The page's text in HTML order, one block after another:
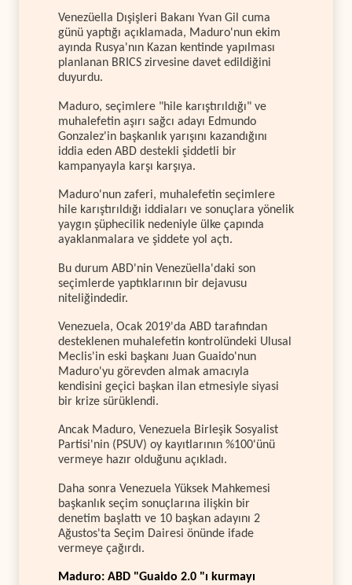
Venezüella Dışişleri Bakanı Yvan Gil cuma
günü yaptığı açıklamada, Maduro'nun ekim
ayında Rusya'nın Kazan kentinde yapılması
planlanan BRICS zirvesine davet edildiğini
duyurdu.
Maduro, seçimlere "hile karıştırıldığı" ve
muhalefetin aşırı sağcı adayı Edmundo
Gonzalez'in başkanlık yarışını kazandığını
iddia eden ABD destekli şiddetli bir
kampanyayla karşı karşıya.
Maduro'nun zaferi, muhalefetin seçimlere
hile karıştırıldığı iddiaları ve sonuçlara yönelik
yaygın şüphecilik nedeniyle ülke çapında
ayaklanmalara ve şiddete yol açtı.
Bu durum ABD'nin Venezüella'daki son
seçimlerde yaptıklarının bir dejavusu
niteliğindedir.
Venezuela, Ocak 2019'da ABD tarafından
desteklenen muhalefetin kontrolündeki Ulusal
Meclis'in eski başkanı Juan Guaido'nun
Maduro'yu görevden almak amacıyla
kendisini geçici başkan ilan etmesiyle siyasi
bir krize sürüklendi.
Ancak Maduro, Venezuela Birleşik Sosyalist
Partisi'nin (PSUV) oy kayıtlarının %100'ünü
vermeye hazır olduğunu açıkladı.
Daha sonra Venezuela Yüksek Mahkemesi
başkanlık seçim sonuçlarına ilişkin bir
denetim başlattı ve 10 başkan adayını 2
Ağustos'ta Seçim Dairesi önünde ifade
vermeye çağırdı.
Maduro: ABD "Guaido 2.0 "ı kurmayı